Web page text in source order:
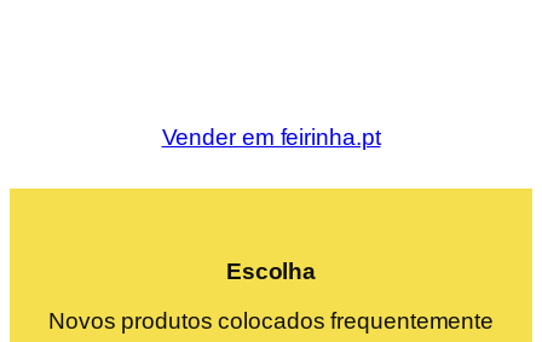
Vender em feirinha.pt
Escolha
Novos produtos colocados frequentemente